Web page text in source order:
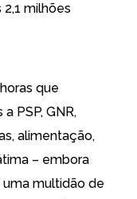
milhões
que
PSP, GNR,
alimentação,
– embora
multidão de